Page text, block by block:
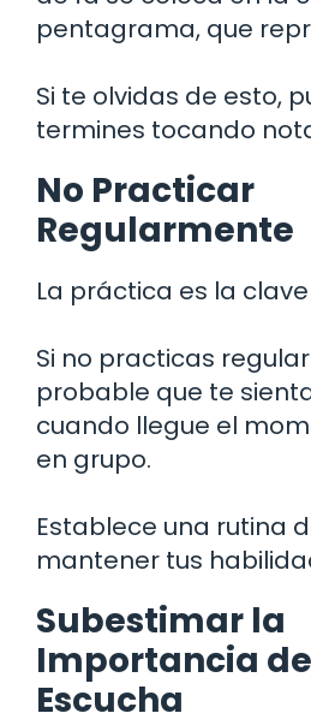
pentagrama, que
Si te olvidas de esto,
termines tocando
No Practicar
Regularmente
La práctica es la
Si no practicas
probable que te
cuando llegue el
en grupo.
Establece una rutina
mantener tus
Subestimar la
Importancia
Escucha